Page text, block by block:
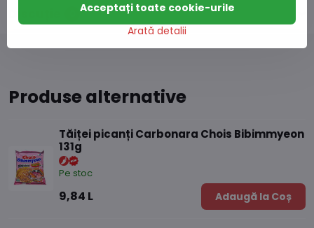
Produse alternative
Tăiței picanți Carbonara Chois Bibimmyeon
131g
Pe stoc
9,84 L Adaugă la Coș
Arată detalii
Acceptați toate cookie-urile